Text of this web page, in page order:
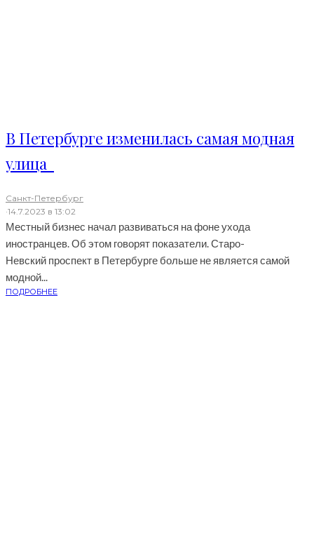
В Петербурге изменилась самая модная
улица
Санкт-Петербург
·14.7.2023 в 13:02
Местный бизнес начал развиваться на фоне ухода
иностранцев. Об этом говорят показатели. Старо-
Невский проспект в Петербурге больше не является самой
модной...
ПОДРОБНЕЕ